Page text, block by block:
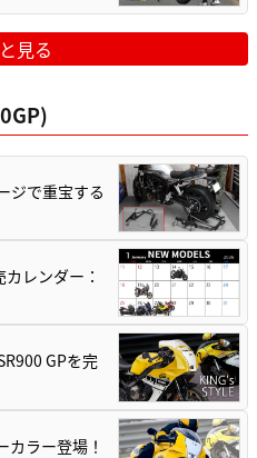
見る
ジで重宝する
レンダー：
GPを完
カラー登場！